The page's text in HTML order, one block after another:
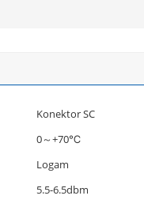
Konektor SC
0～+70℃
Logam
5.5-6.5dbm